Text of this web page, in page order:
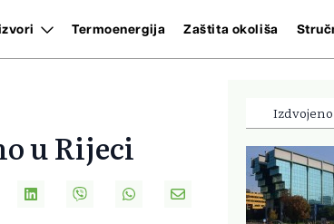
Termoenergija Zaštita okoliša
u Rijeci
Izdvojeno